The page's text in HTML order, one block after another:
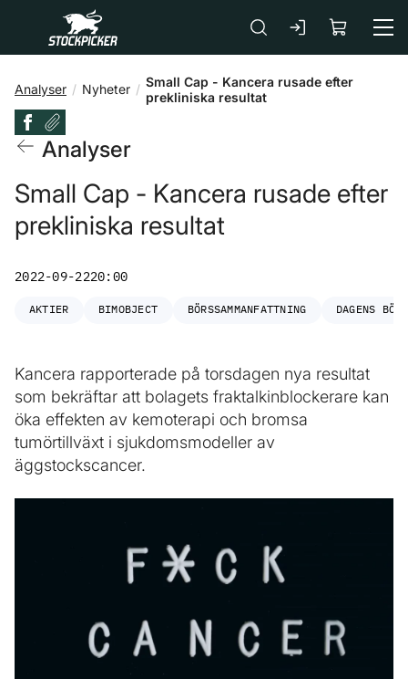
Gå till huvudinnehåll
Analyser Nyheter
Small Cap - Kancera rusade efter
prekliniska resultat
Analyser
Small Cap - Kancera rusade efter
prekliniska resultat
2022-09-2220:00
AKTIER BIMOBJECT BÖRSSAMMANFATTNING DAGENS BÖRS
Kancera rapporterade på torsdagen nya resultat
som bekräftar att bolagets fraktalkinblockerare kan
öka effekten av kemoterapi och bromsa
tumörtillväxt i sjukdomsmodeller av
äggstockscancer.